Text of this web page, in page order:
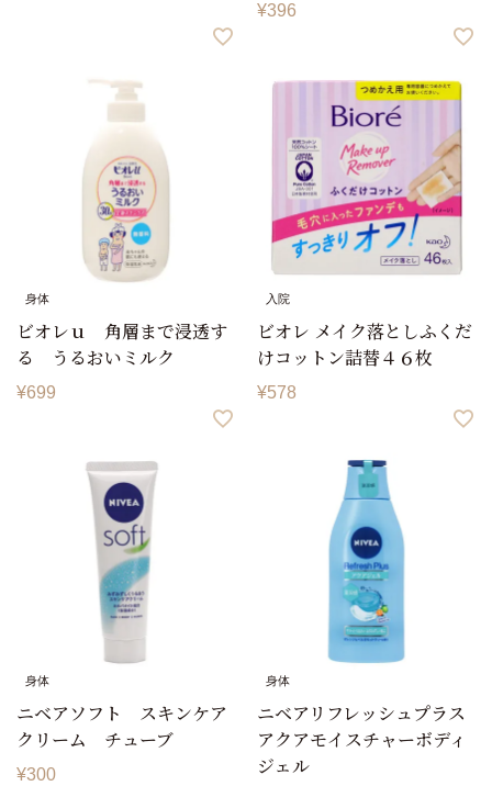
¥396
身体
ビオレｕ 角層まで浸透す
る うるおいミルク
¥699
入院
ビオレ メイク落としふくだ
けコットン詰替４６枚
¥578
身体
ニベアソフト スキンケア
クリーム チューブ
¥300
身体
ニベアリフレッシュプラス
アクアモイスチャーボディ
ジェル